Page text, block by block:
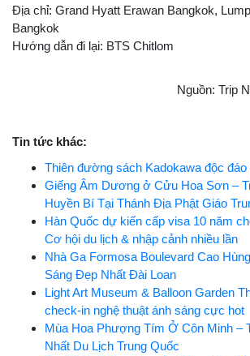
Địa chỉ: Grand Hyatt Erawan Bangkok,
Bangkok
Hướng dẫn đi lại: BTS Chitlom
Nguồn: Trip
Tin tức khác:
Thiên đường sách Kadokawa độc đáo
Giếng Âm Dương ở Cửu Hoa Sơn –
Huyền Bí Tại Thánh Địa Phật Giáo
Hàn Quốc dự kiến cấp visa 10 năm
Cơ hội du lịch & nhập cảnh nhiều lần
Nhà Ga Formosa Boulevard Cao
Sáng Đẹp Nhất Đài Loan
Light Art Museum & Balloon Garden
check-in nghệ thuật ánh sáng cực hot
Mùa Hoa Phượng Tím Ở Côn Minh –
Nhất Du Lịch Trung Quốc